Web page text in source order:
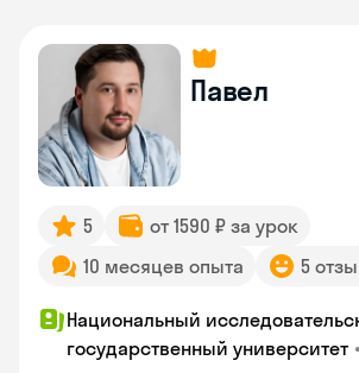
Павел
5
от 1590 ₽ за урок
10 месяцев опыта
5
Национальный
государственный университет •